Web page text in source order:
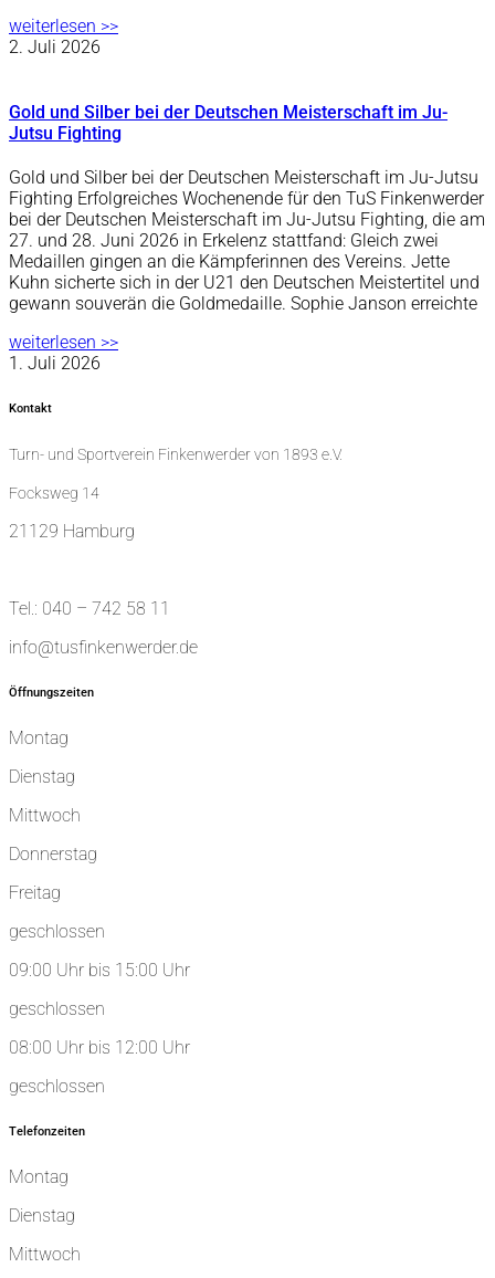
weiterlesen >>
2. Juli 2026
Gold und Silber bei der Deutschen Meisterschaft im Ju-
Jutsu Fighting
Gold und Silber bei der Deutschen Meisterschaft im Ju-Jutsu
Fighting Erfolgreiches Wochenende für den TuS Finkenwerder
bei der Deutschen Meisterschaft im Ju-Jutsu Fighting, die am
27. und 28. Juni 2026 in Erkelenz stattfand: Gleich zwei
Medaillen gingen an die Kämpferinnen des Vereins. Jette
Kuhn sicherte sich in der U21 den Deutschen Meistertitel und
gewann souverän die Goldmedaille. Sophie Janson erreichte
weiterlesen >>
1. Juli 2026
Kontakt
Turn- und Sportverein Finkenwerder von 1893 e.V.
Focksweg 14
21129 Hamburg
Tel.: 040 – 742 58 11
info@tusfinkenwerder.de
Öffnungszeiten
Montag
Dienstag
Mittwoch
Donnerstag
Freitag
geschlossen
09:00 Uhr bis 15:00 Uhr
geschlossen
08:00 Uhr bis 12:00 Uhr
geschlossen
Telefonzeiten
Montag
Dienstag
Mittwoch